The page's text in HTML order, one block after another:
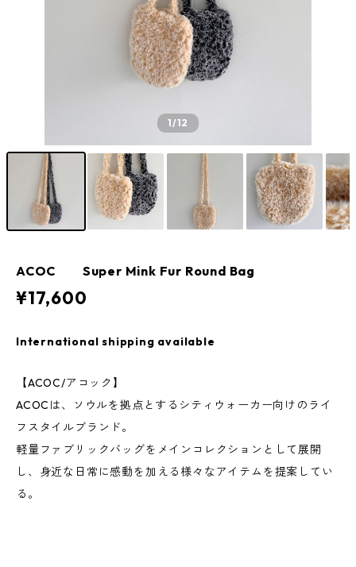
1/12
ACOC Super Mink Fur Round Bag
¥17,600
International shipping available
【ACOC/アコック】
ACOCは、ソウルを拠点とするシティウォーカー向けのライ
フスタイルブランド。
軽量ファブリックバッグをメインコレクションとして展開
し、身近な日常に感動を加える様々なアイテムを提案してい
る。